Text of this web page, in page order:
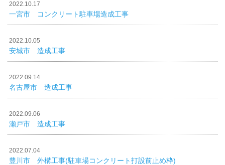
2022.10.17
一宮市 コンクリート駐車場造成工事
2022.10.05
安城市 造成工事
2022.09.14
名古屋市 造成工事
2022.09.06
瀬戸市 造成工事
2022.07.04
豊川市 外構工事(駐車場コンクリート打設前止め枠)